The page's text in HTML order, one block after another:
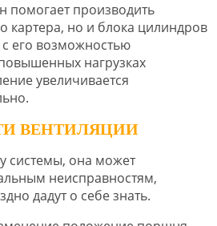
помогает производить
картера, но и блока цилиндров
его возможностью
нагрузках
увеличивается
ВЕНТИЛЯЦИИ
системы, она может
неисправностям,
дадут о себе знать.